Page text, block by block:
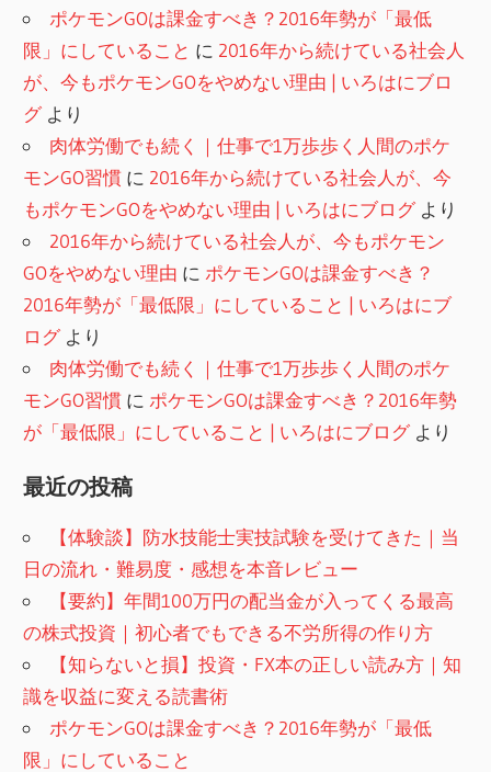
ポケモンGOは課金すべき？2016年勢が「最低
限」にしていること に 2016年から続けている社会人
が、今もポケモンGOをやめない理由 | いろはにブロ
グより
肉体労働でも続く｜仕事で1万歩歩く人間のポケ
モンGO習慣 に 2016年から続けている社会人が、今
もポケモンGOをやめない理由 | いろはにブログより
2016年から続けている社会人が、今もポケモン
GOをやめない理由 にポケモンGOは課金すべき？
2016年勢が「最低限」にしていること | いろはにブ
ログより
肉体労働でも続く｜仕事で1万歩歩く人間のポケ
モンGO習慣 にポケモンGOは課金すべき？2016年勢
が「最低限」にしていること | いろはにブログより
最近の投稿
【体験談】防水技能士実技試験を受けてきた｜当
日の流れ・難易度・感想を本音レビュー
【要約】年間100万円の配当金が入ってくる最高
の株式投資｜初心者でもできる不労所得の作り方
【知らないと損】投資・FX本の正しい読み方｜知
識を収益に変える読書術
ポケモンGOは課金すべき？2016年勢が「最低
限」にしていること